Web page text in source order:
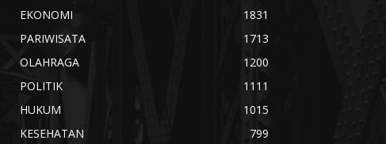
EKONOMI
1831
PARIWISATA
1713
OLAHRAGA
1200
POLITIK
1111
HUKUM
1015
KESEHATAN
799